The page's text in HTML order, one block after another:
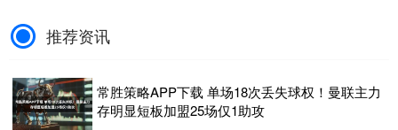
推荐资讯
常胜策略APP下载 单场18次丢失球权！曼联主力
存明显短板加盟25场仅1助攻